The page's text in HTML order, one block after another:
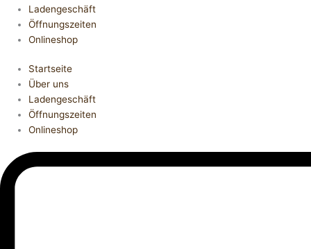
Ladengeschäft
Öffnungszeiten
Onlineshop
Startseite
Über uns
Ladengeschäft
Öffnungszeiten
Onlineshop